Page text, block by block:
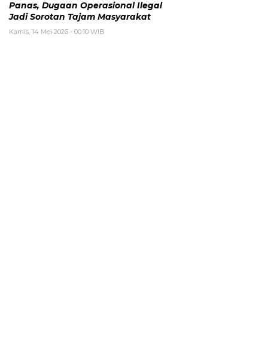
Panas, Dugaan Operasional Ilegal
Jadi Sorotan Tajam Masyarakat
Kamis, 14 Mei 2026 - 00:10 WIB